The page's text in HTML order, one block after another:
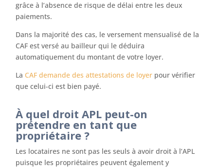
grâce à l’absence de risque de délai entre les deux
paiements.
Dans la majorité des cas, le versement mensualisé de la
CAF est versé au bailleur qui le déduira
automatiquement du montant de votre loyer.
La CAF demande des attestations de loyer pour vérifier
que celui-ci est bien payé.
À quel droit APL peut-on
prétendre en tant que
propriétaire ?
Les locataires ne sont pas les seuls à avoir droit à l’APL
puisque les propriétaires peuvent également y